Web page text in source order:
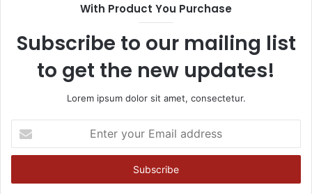
With Product You Purchase
Subscribe to our mailing list
to get the new updates!
Lorem ipsum dolor sit amet, consectetur.
your
Email